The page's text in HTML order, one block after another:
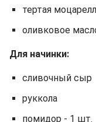
тертая
оливковое
Для начинки:
сливочный сыр
руккола
помидор - 1 шт.